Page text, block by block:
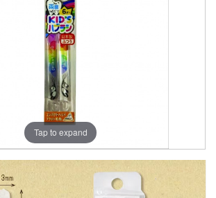
Tap to expand